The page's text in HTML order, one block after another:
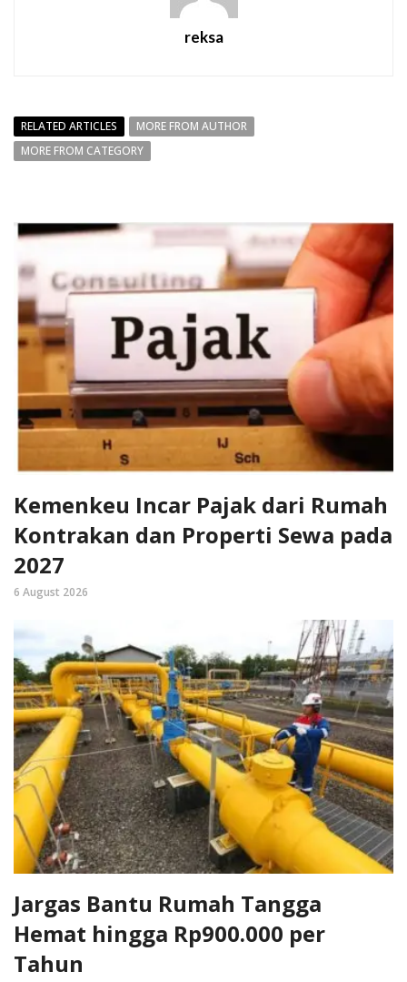
reksa
RELATED ARTICLES
MORE FROM AUTHOR
MORE FROM CATEGORY
Kemenkeu Incar Pajak dari Rumah
Kontrakan dan Properti Sewa pada
2027
6 August 2026
Jargas Bantu Rumah Tangga
Hemat hingga Rp900.000 per
Tahun